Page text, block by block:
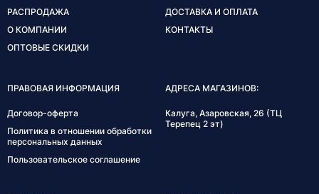
РАСПРОДАЖА
О КОМПАНИИ
ОПТОВЫЕ СКИДКИ
ДОСТАВКА И ОПЛАТА
КОНТАКТЫ
ПРАВОВАЯ ИНФОРМАЦИЯ
Договор-оферта
Политика в отношении обработки
персональных данных
Пользовательское соглашение
АДРЕСА МАГАЗИНОВ:
Калуга, Азаровская, 26 (ТЦ
Терепец 2 эт)